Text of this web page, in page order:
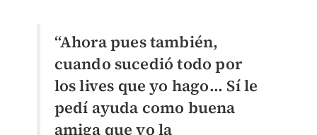
“Ahora pues también,
cuando sucedió todo por
los lives que yo hago... Sí le
pedí ayuda como buena
amiga que yo la